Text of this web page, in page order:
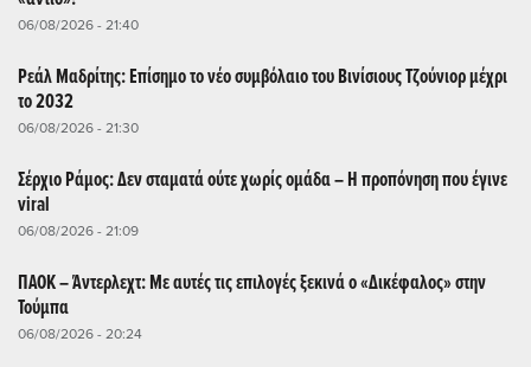
06/08/2026 - 21:40
Ρεάλ Μαδρίτης: Επίσημο το νέο συμβόλαιο του Βινίσιους Τζούνιορ μέχρι
το 2032
06/08/2026 - 21:30
Σέρχιο Ράμος: Δεν σταματά ούτε χωρίς ομάδα – Η προπόνηση που έγινε
viral
06/08/2026 - 21:09
ΠΑΟΚ – Άντερλεχτ: Με αυτές τις επιλογές ξεκινά ο «Δικέφαλος» στην
Τούμπα
06/08/2026 - 20:24